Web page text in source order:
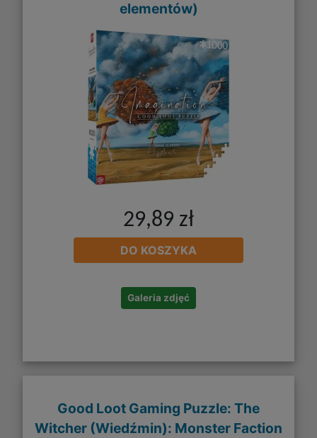
elementów)
29,89 zł
DO KOSZYKA
Galeria zdjęć
Good Loot Gaming Puzzle: The
Witcher (Wiedźmin): Monster Faction